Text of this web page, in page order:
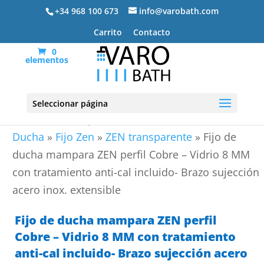
+34 968 100 673
info@varobath.com
Carrito
Contacto
0
elementos
Seleccionar página
Ducha » Fijo Zen » ZEN transparente » Fijo de
ducha mampara ZEN perfil Cobre – Vidrio 8 MM
con tratamiento anti-cal incluido- Brazo sujección
acero inox. extensible
Fijo de ducha mampara ZEN perfil
Cobre – Vidrio 8 MM con tratamiento
anti-cal incluido- Brazo sujección acero